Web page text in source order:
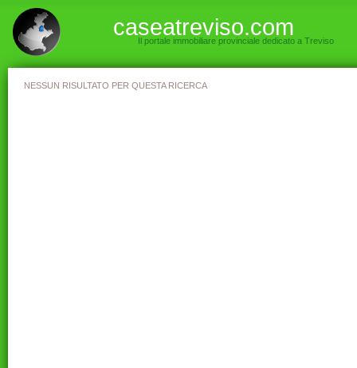
caseatreviso.com
Il portale immobiliare provinciale dedicato a Treviso
NESSUN RISULTATO PER QUESTA RICERCA